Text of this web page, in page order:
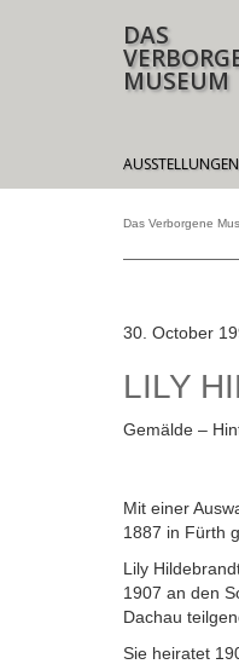
DAS
MUSEUM
überspringen
AUSSTELLUNGEN
Das Verborgene
30. October
LILY
Gemälde –
Mit einer
1887 in Fürth
Lily
1907 an den
Dachau
Sie heiratet